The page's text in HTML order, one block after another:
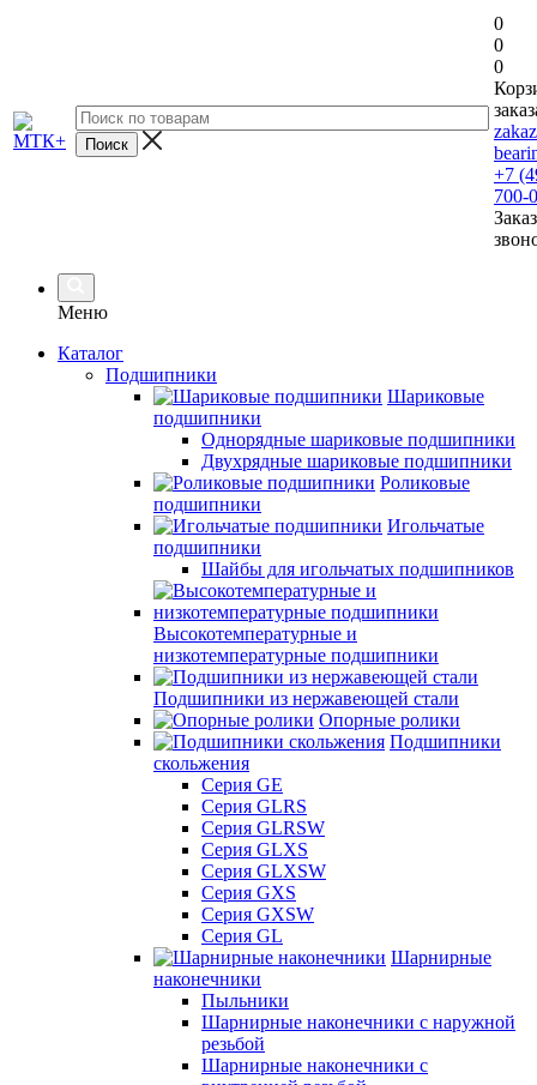
0
0
0
+7
700-
Меню
Каталог
Подшипники
Шариковые
подшипники
Однорядные шариковые подшипники
Двухрядные шариковые подшипники
Роликовые
подшипники
Игольчатые
подшипники
Шайбы для игольчатых подшипников
Высокотемпературные и
низкотемпературные подшипники
Подшипники из нержавеющей стали
Опорные ролики
Подшипники
скольжения
Серия GE
Серия GLRS
Серия GLRSW
Серия GLXS
Серия GLXSW
Серия GXS
Серия GXSW
Серия GL
Шарнирные
наконечники
Пыльники
Шарнирные наконечники с наружной
резьбой
Шарнирные наконечники с